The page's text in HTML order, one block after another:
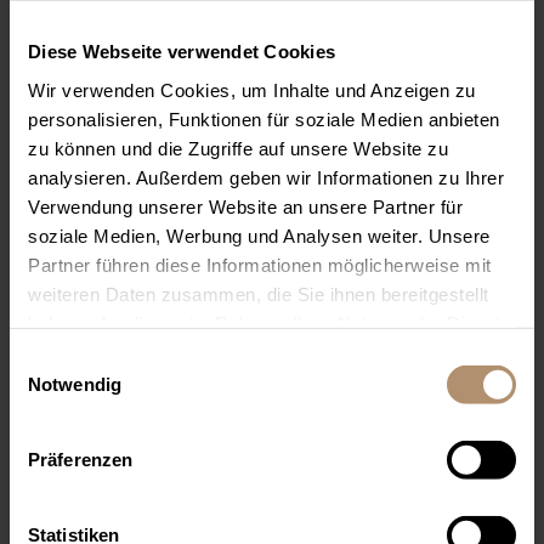
Diese Webseite verwendet Cookies
Wir verwenden Cookies, um Inhalte und Anzeigen zu
personalisieren, Funktionen für soziale Medien anbieten
zu können und die Zugriffe auf unsere Website zu
analysieren. Außerdem geben wir Informationen zu Ihrer
Verwendung unserer Website an unsere Partner für
soziale Medien, Werbung und Analysen weiter. Unsere
Partner führen diese Informationen möglicherweise mit
weiteren Daten zusammen, die Sie ihnen bereitgestellt
Cookies, wenn Sie unsere Webseite weiterhin nutzen.
Notwendig
Präferenzen
Statistiken
Fachhochschulreife in der Tasche und suchst
Karriere
DAS ERWARTET DICH WÄHREND DEINER
AUSBILDUNG
Du erhältst praktische Berufserfahrung durch
Deine Ausbildung im Resort Öschberghof,
indem du alle ausbildungsrelevanten Stationen
durchläufst
Wissen rund um die Luxushotellerie
Ausbildung erhältst Du in der Berufsschule